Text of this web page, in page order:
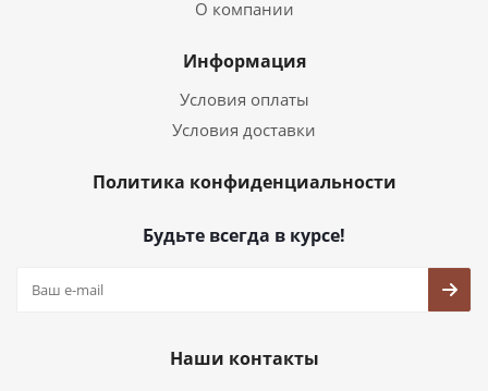
О компании
Информация
Условия оплаты
Условия доставки
Политика конфиденциальности
Будьте всегда в курсе!
Наши контакты